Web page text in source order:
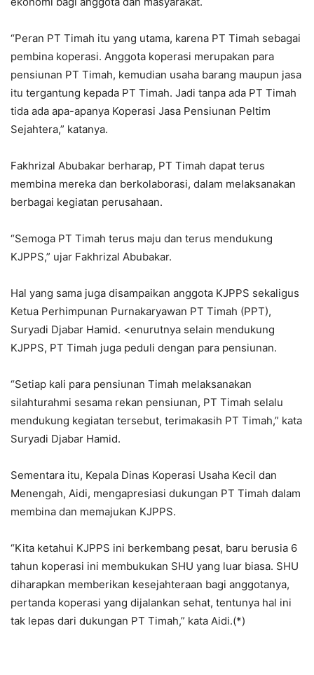
“Peran PT Timah itu yang utama, karena PT Timah sebagai
pembina koperasi. Anggota koperasi merupakan para
pensiunan PT Timah, kemudian usaha barang maupun jasa
itu tergantung kepada PT Timah. Jadi tanpa ada PT Timah
tida ada apa-apanya Koperasi Jasa Pensiunan Peltim
Sejahtera,” katanya.
Fakhrizal Abubakar berharap, PT Timah dapat terus
membina mereka dan berkolaborasi, dalam melaksanakan
berbagai kegiatan perusahaan.
“Semoga PT Timah terus maju dan terus mendukung
KJPPS,” ujar Fakhrizal Abubakar.
Hal yang sama juga disampaikan anggota KJPPS sekaligus
Ketua Perhimpunan Purnakaryawan PT Timah (PPT),
Suryadi Djabar Hamid. <enurutnya selain mendukung
KJPPS, PT Timah juga peduli dengan para pensiunan.
“Setiap kali para pensiunan Timah melaksanakan
silahturahmi sesama rekan pensiunan, PT Timah selalu
mendukung kegiatan tersebut, terimakasih PT Timah,” kata
Suryadi Djabar Hamid.
Sementara itu, Kepala Dinas Koperasi Usaha Kecil dan
Menengah, Aidi, mengapresiasi dukungan PT Timah dalam
membina dan memajukan KJPPS.
“Kita ketahui KJPPS ini berkembang pesat, baru berusia 6
tahun koperasi ini membukukan SHU yang luar biasa. SHU
diharapkan memberikan kesejahteraan bagi anggotanya,
pertanda koperasi yang dijalankan sehat, tentunya hal ini
tak lepas dari dukungan PT Timah,” kata Aidi.(*)